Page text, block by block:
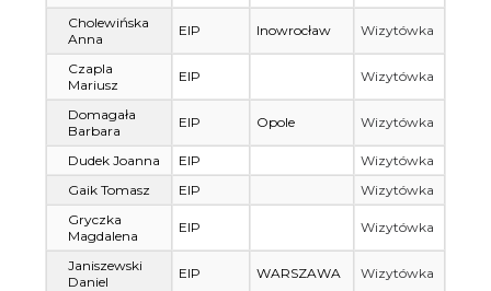
Cholewińska
Anna
EIP Inowrocław Wizytówka
Czapla
Mariusz
EIP Wizytówka
Domagała
Barbara
EIP Opole Wizytówka
Dudek Joanna EIP
Wizytówka
Gaik Tomasz
EIP
Wizytówka
Gryczka
Magdalena
EIP Wizytówka
Janiszewski
Daniel
EIP WARSZAWA Wizytówka